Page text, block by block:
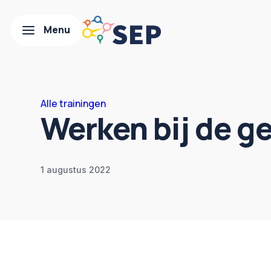
Alle trainingen
Werken bij de
1 augustus 2022